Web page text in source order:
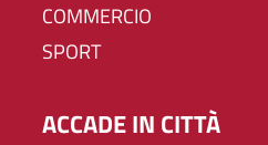
COMMERCIO
SPORT
ACCADE IN CITTÀ